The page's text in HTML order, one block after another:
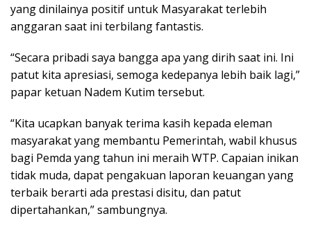
yang dinilainya positif untuk Masyarakat terlebih
anggaran saat ini terbilang fantastis.
“Secara pribadi saya bangga apa yang dirih saat ini. Ini
patut kita apresiasi, semoga kedepanya lebih baik lagi,”
papar ketuan Nadem Kutim tersebut.
“Kita ucapkan banyak terima kasih kepada eleman
masyarakat yang membantu Pemerintah, wabil khusus
bagi Pemda yang tahun ini meraih WTP. Capaian inikan
tidak muda, dapat pengakuan laporan keuangan yang
terbaik berarti ada prestasi disitu, dan patut
dipertahankan,” sambungnya.